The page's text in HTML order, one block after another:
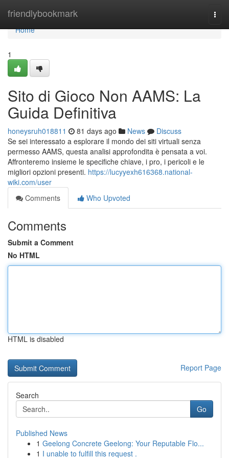
friendlybookmark
Home
Home
1
Sito di Gioco Non AAMS: La
Guida Definitiva
honeysruh018811 81 days ago News
Discuss
Se sei interessato a esplorare il mondo dei siti virtuali senza
permesso AAMS, questa analisi approfondita è pensata a voi.
Affronteremo insieme le specifiche chiave, i pro, i pericoli e le
migliori opzioni presenti. https://lucyyexh616368.national-
wiki.com/user
Comments
Who Upvoted
Comments
Submit a Comment
No HTML
HTML is disabled
Report Page
Search
Go
Published News
1 Geelong Concrete Geelong: Your Reputable Flo...
1 I unable to fulfill this request .